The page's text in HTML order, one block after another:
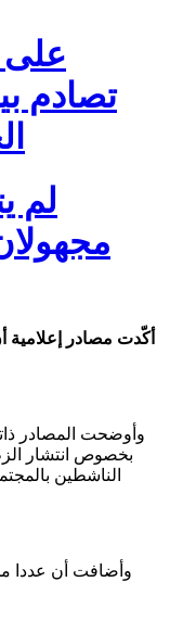
على
تصادم
أكّدت مصادر إعلامية
وأوضحت المصادر
بخصوص انتشار
الناشطين
وأضافت أن عددا